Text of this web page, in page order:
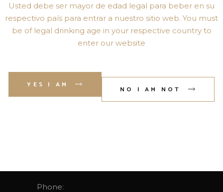
Usted debe ser mayor de edad legal para beber en su
respectivo país para entrar a nuestro sitio web. You must
be of legal drinking age in your respective country to
enter our website
YES I AM
NO I AM NOT
Phone: